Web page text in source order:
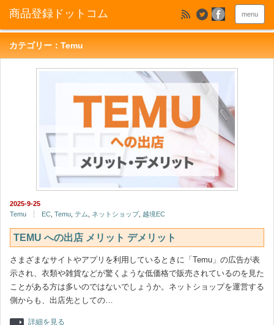
menu
カテゴリー：Temu
2025-9-25
Temu
EC Temu テム ネットショップ, 越境EC
TEMU への出店 メリット デメリット
さまざまなサイトやアプリを利用しているときに「Temu」の広告が表
示され、衣類や雑貨などが驚くような低価格で販売されているのを見た
ことがある方は多いのではないでしょうか。ネットショップを運営する
側からも、出店先としての…
詳細を見る